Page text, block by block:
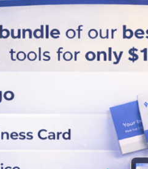
Similar logos